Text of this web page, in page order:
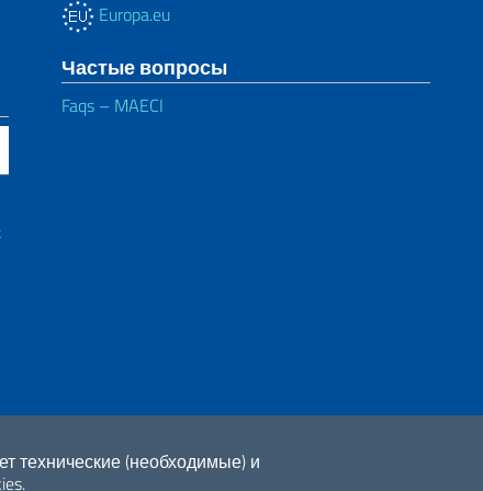
технические (необходимые) и
Europa.eu
Частые вопросы
Faqs – MAECI